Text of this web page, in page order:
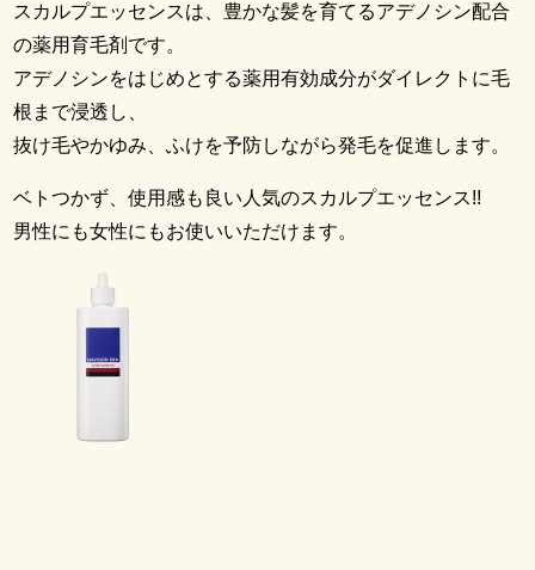
スカルプエッセンスは、豊かな髪を育てるアデノシン配合
の薬用育毛剤です。
アデノシンをはじめとする薬用有効成分がダイレクトに毛
根まで浸透し、
抜け毛やかゆみ、ふけを予防しながら発毛を促進します。
ベトつかず、使用感も良い人気のスカルプエッセンス!!
男性にも女性にもお使いいただけます。